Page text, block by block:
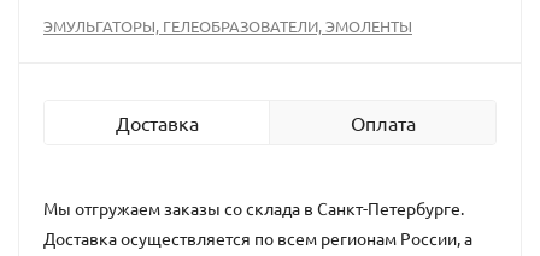
ЭМУЛЬГАТОРЫ, ГЕЛЕОБРАЗОВАТЕЛИ, ЭМОЛЕНТЫ
Доставка Оплата
Мы отгружаем заказы со склада в Санкт-Петербурге.
Доставка осуществляется по всем регионам России, а